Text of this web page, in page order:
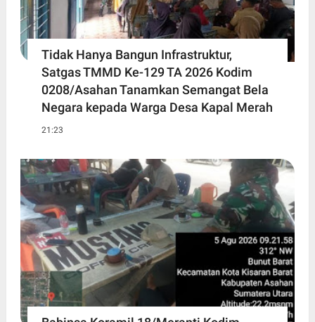
Tidak Hanya Bangun Infrastruktur,
Satgas TMMD Ke-129 TA 2026 Kodim
0208/Asahan Tanamkan Semangat Bela
Negara kepada Warga Desa Kapal Merah
21:23